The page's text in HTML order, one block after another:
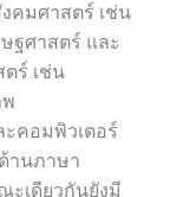
คมศาสตร์ เช่น
ฐศาสตร์ และ
ร์ เช่น
คอมพิวเตอร์
านภาษา
เดียวกันยังมี